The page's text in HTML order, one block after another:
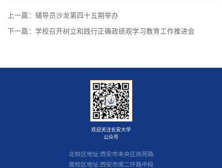
上一篇： 辅导员沙龙第四十五期举办
下一篇： 学校召开树立和践行正确政绩观学习教育工作推进会
北校区地址:西安市未央区尚苑路
南校区地址:西安市南二环路中段
欢迎关注长安大学
公众号